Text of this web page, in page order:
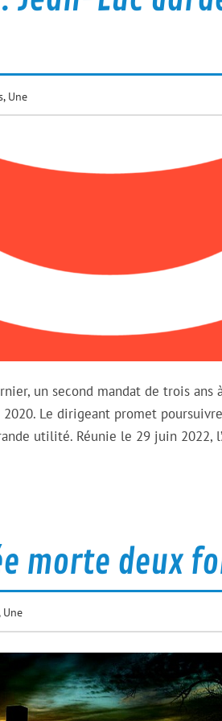
, Une
un second mandat de trois ans
Le dirigeant promet
utilité. Réunie le 29 juin 2022,
morte deux
Une